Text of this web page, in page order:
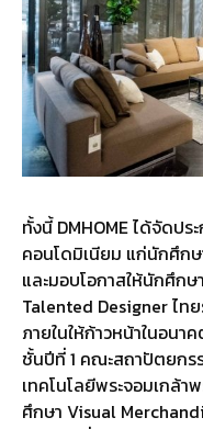
ทั้งนี้ DMHOME ได้จัดป
คอนโดมิเนียม แก่นักศึก
และมอบโอกาสให้นักศึก
Talented Designer ไท
ภายในให้ก้าวหน้าในอน
ชั้นปีที่ 1 คณะสถาปัตยกร
เทคโนโลยีพระจอมเกล้า
ศึกษา Visual